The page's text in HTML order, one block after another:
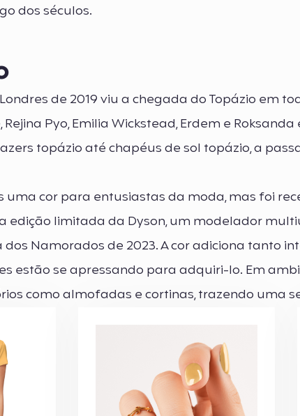
dos séculos.
de 2019 viu a chegada do Topázio em
Pyo, Emilia Wickstead, Erdem e
topázio até chapéus de sol topázio, a
uma cor para entusiastas da moda, mas foi
edição limitada da Dyson, um modelador
dos Namorados de 2023. A cor adiciona tanto
estão se apressando para adquiri-lo. Em
como almofadas e cortinas, trazendo uma